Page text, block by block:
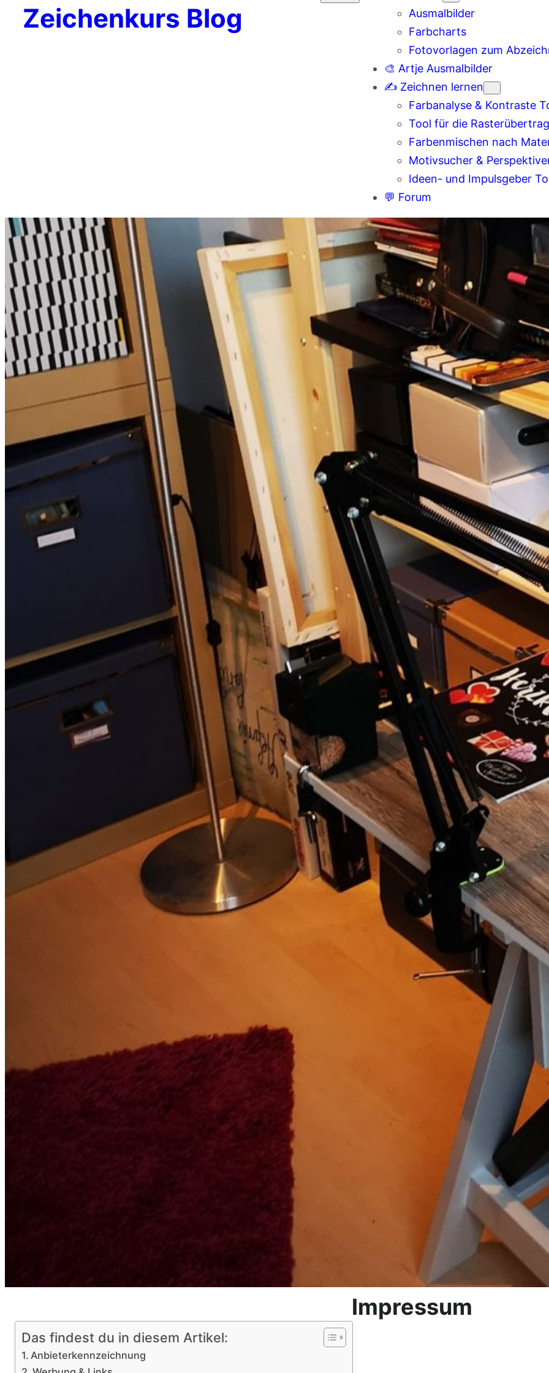
Zeichenkurs Blog
Ausmalbilder
Farbcharts
Fotovorlagen zum
🎨 Artje Ausmalbilder
✍️ Zeichnen lernen
Farbanalyse & Kontraste
Tool für die
Farbenmischen nach
Motivsucher &
Ideen- und Impulsgeber
💬 Forum
Impressum
Das findest du in diesem Artikel:
Anbieterkennzeichnung